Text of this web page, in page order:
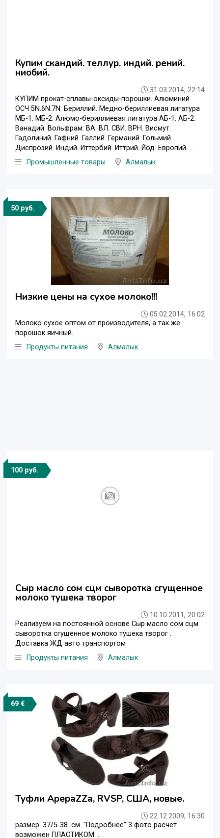
Купим скандий. теллур. индий. рений.
ниобий.
31.03.2014, 22:14
КУПИМ прокат-сплавы-оксиды-порошки. Алюминий
ОСЧ 5N.6N.7N. Бериллий. Медно-бериллиевая лигатура
МБ-1. МБ-2. Алюмо-бериллиевая лигатура АБ-1. АБ-2.
Ванадий. Вольфрам: ВА. ВЛ. СВИ. ВРН. Висмут.
Гадолиний. Гафний. Галлий. Германий. Гольмий.
Диспрозий. Индий. Иттербий. Иттрий. Йод. Европий. ...
Промышленные товары
Алмалык
50 руб.
Низкие цены на сухое молоко!!!
05.02.2014, 16:02
Молоко сухое оптом от производителя, а так же
порошок яичный.
Продукты питания
Алмалык
100 руб.
Сыр масло сом сцм сыворотка сгущенное
молоко тушека творог
10.10.2011, 20:02
Реализуем на постоянной основе Сыр масло сом сцм
сыворотка сгущенное молоко тушека творог .
Доставка ЖД авто транспортом
Продукты питания
Алмалык
69 €
Туфли ApepaZZa, RVSP, США, новые.
22.12.2009, 16:30
размер: 37/5-38. см. "Подробнее" 3 фото расчет
возможен ПЛАСТИКОМ ...